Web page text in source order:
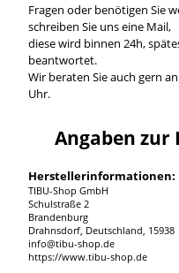
Fragen oder benötigen Sie
schreiben Sie uns eine Mail,
diese wird binnen 24h,
beantwortet.
Wir beraten Sie auch gern
Uhr.
Angaben
Herstellerinformationen:
TIBU-Shop GmbH
Schulstraße 2
Brandenburg
Drahnsdorf, Deutschland, 15938
info@tibu-shop.de
https://www.tibu-shop.de